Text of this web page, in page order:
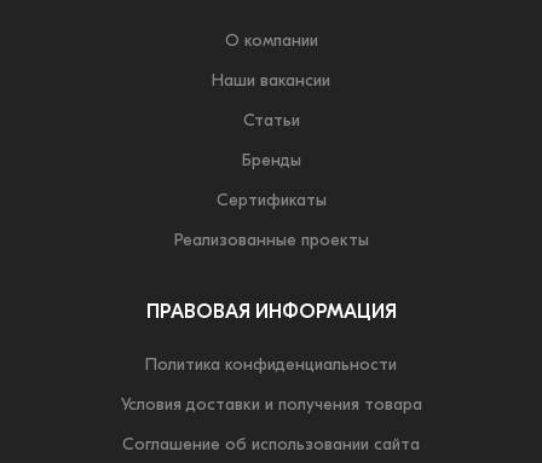
О компании
Наши вакансии
Статьи
Бренды
Сертификаты
Реализованные проекты
ПРАВОВАЯ ИНФОРМАЦИЯ
Политика конфиденциальности
Условия доставки и получения товара
Соглашение об использовании сайта